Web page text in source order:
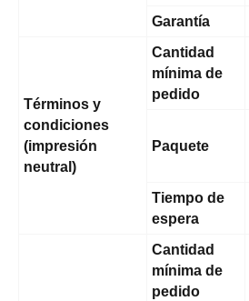
Garantía
Términos y
condiciones
(impresión
neutral)
Cantidad
mínima de
pedido
Paquete
Tiempo de
espera
Cantidad
mínima de
pedido